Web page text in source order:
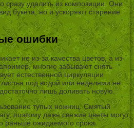
сразу удалить из композиции. Они
букета, но и ускоряют старение
ошибки
не из-за качества цветов, а из-
многие забывают снять
естественной циркуляции
листья под водой или неделями не
лишь доливать новую.
тупых ножниц. Смятый
поэтому даже свежие цветы могут
раньше ожидаемого срока.